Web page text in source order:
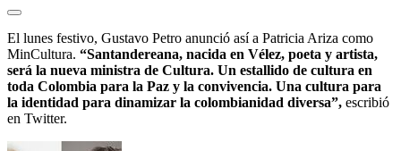
El lunes festivo, Gustavo Petro anunció así a Patricia Ariza como
MinCultura. “Santandereana, nacida en Vélez, poeta y artista,
será la nueva ministra de Cultura. Un estallido de cultura en
toda Colombia para la Paz y la convivencia. Una cultura para
la identidad para dinamizar la colombianidad diversa”, escribió
en Twitter.